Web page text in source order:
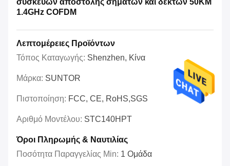
συσκευών αποστολής σημάτων και δεκτών 50KM
1.4GHz COFDM
Λεπτομέρειες Προϊόντων
Τόπος Καταγωγής: Shenzhen, Κίνα
Μάρκα: SUNTOR
Πιστοποίηση: FCC, CE, RoHS,SGS
Αριθμό Μοντέλου: STC140HPT
Όροι Πληρωμής & Ναυτιλίας
Ποσότητα Παραγγελίας Min: 1 Ομάδα